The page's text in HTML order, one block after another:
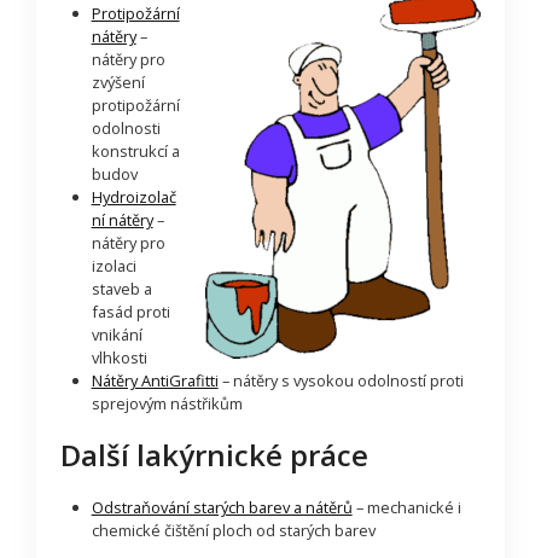
Protipožární
nátěry–
nátěry pro
zvýšení
protipožární
odolnosti
konstrukcí a
budov
Hydroizolač
ní nátěry–
nátěry pro
izolaci
staveb a
fasád proti
vnikání
vlhkosti
Nátěry AntiGrafitti – nátěry s vysokou odolností proti
sprejovým nástřikům
Další lakýrnické práce
Odstraňování starých barev a nátěrů – mechanické i
chemické čištění ploch od starých barev